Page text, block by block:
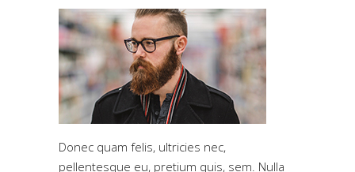
Donec quam felis, ultricies nec,
pellentesque eu, pretium quis, sem. Nulla